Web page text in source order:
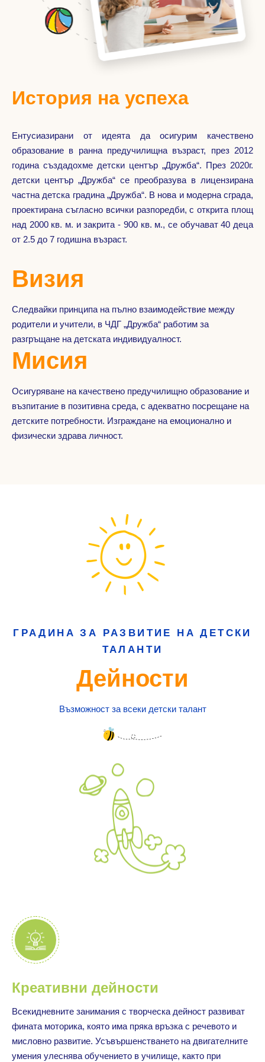
История на успеха
Ентусиазирани от идеята да осигурим качествено
образование в ранна предучилищна възраст, през 2012
година създадохме детски център „Дружба“. През 2020г.
детски център „Дружба“ се преобразува в лицензирана
частна детска градина „Дружба“. В нова и модерна сграда,
проектирана съгласно всички разпоредби, с открита площ
над 2000 кв. м. и закрита - 900 кв. м., се обучават 40 деца
от 2.5 до 7 годишна възраст.
Визия
Следвайки принципа на пълно взаимодействие между
родители и учители, в ЧДГ „Дружба“ работим за
разгръщане на детската индивидуалност.
Мисия
Осигуряване на качествено предучилищно образование и
възпитание в позитивна среда, с адекватно посрещане на
детските потребности. Изграждане на емоционално и
физически здрава личност.
ГРАДИНА ЗА РАЗВИТИЕ НА ДЕТСКИ
ТАЛАНТИ
Дейности
Възможност за всеки детски талант
Креативни дейности
Всекидневните занимания с творческа дейност развиват
фината моторика, която има пряка връзка с речевото и
мисловно развитие. Усъвършенстването на двигателните
умения улеснява обучението в училище, както при